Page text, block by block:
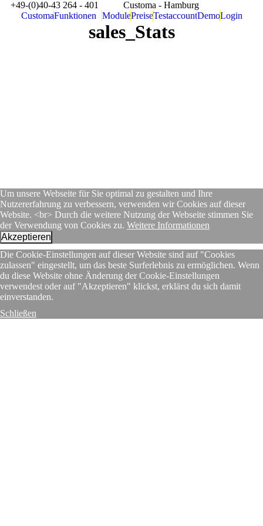
+49-(0)40-43 264 - 401
Customa - Hamburg
CustomaFunktionen ModulePreiseTestaccountDemoLogin
sales_Stats
Um unsere Webseite für Sie optimal zu gestalten und Ihre
Nutzererfahrung zu verbessern, verwenden wir Cookies auf dieser
Website. <br> Durch die weitere Nutzung der Webseite stimmen Sie
der Verwendung von Cookies zu. Weitere Informationen
Akzeptieren
Die Cookie-Einstellungen auf dieser Website sind auf "Cookies
zulassen" eingestellt, um das beste Surferlebnis zu ermöglichen. Wenn
du diese Website ohne Änderung der Cookie-Einstellungen
verwendest oder auf "Akzeptieren" klickst, erklärst du sich damit
einverstanden.
Schließen